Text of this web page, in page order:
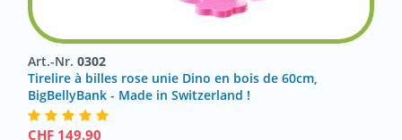
Art.-Nr. 0302
Tirelire à billes rose unie Dino en bois de 60cm,
BigBellyBank - Made in Switzerland !
CHF 149.90